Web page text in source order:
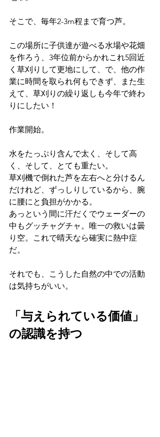
そこで、毎年2-3m程まで育つ芦。
この場所に子供達が遊べる水場や花畑
を作ろう、3年位前からかれこれ5回近
く草刈りして更地にして、で、他の作
業に時間を取られ何もできず、また生
えて、草刈りの繰り返しも今年で終わ
りにしたい！
作業開始。
水をたっぷり含んで太く、そして高
く、そして、とても重たい。
草刈機で倒れた芦を左右へと分けるん
だけれど、ずっしりしているから、腕
に腰にと負担がかかる。
あっという間に汗だくでウェーダーの
中もグッチャグチャ。唯一の救いは曇
り空。これで晴天なら確実に熱中症
だ。
それでも、こうした自然の中での活動
は気持ちがいい。
「与えられている価値」
の認識を持つ